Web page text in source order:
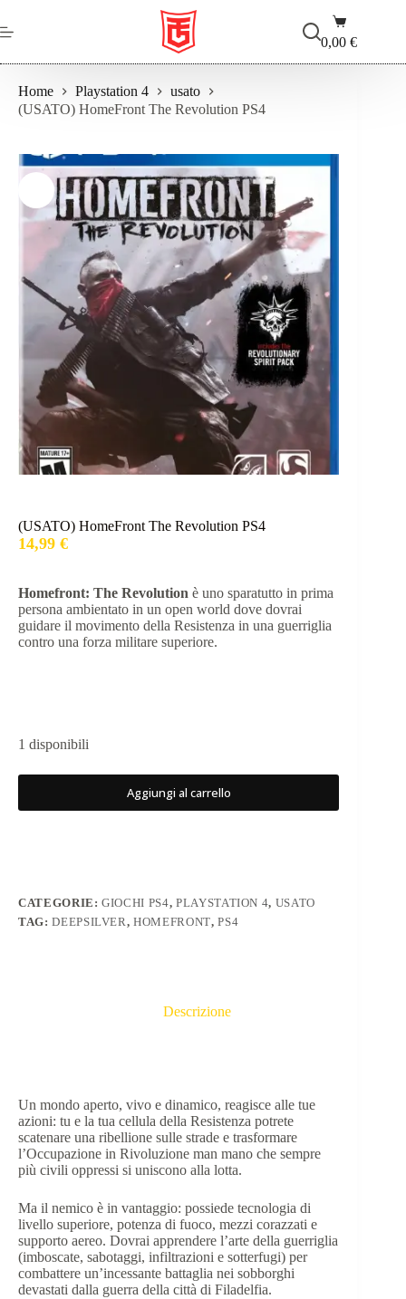
al
contenuto
Carrello
0,00€
Home Playstation 4
usato
(USATO) HomeFront The Revolution PS4
(USATO) HomeFront The Revolution PS4
14,99 €
Homefront: The Revolution è uno sparatutto in prima
persona ambientato in un open world dove dovrai
guidare il movimento della Resistenza in una guerriglia
contro una forza militare superiore.
1 disponibili
Aggiungi al carrello
CATEGORIE:GIOCHI PS4, PLAYSTATION 4, USATO
TAG:DEEPSILVER,HOMEFRONT,PS4
Descrizione
Un mondo aperto, vivo e dinamico, reagisce alle tue
azioni: tu e la tua cellula della Resistenza potrete
scatenare una ribellione sulle strade e trasformare
l’Occupazione in Rivoluzione man mano che sempre
più civili oppressi si uniscono alla lotta.
Ma il nemico è in vantaggio: possiede tecnologia di
livello superiore, potenza di fuoco, mezzi corazzati e
supporto aereo. Dovrai apprendere l’arte della guerriglia
(imboscate, sabotaggi, infiltrazioni e sotterfugi) per
combattere un’incessante battaglia nei sobborghi
devastati dalla guerra della città di Filadelfia.